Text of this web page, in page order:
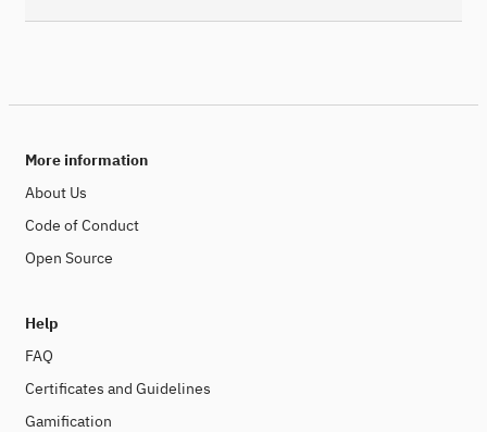
More information
About Us
Code of Conduct
Open Source
Help
FAQ
Certificates and Guidelines
Gamification